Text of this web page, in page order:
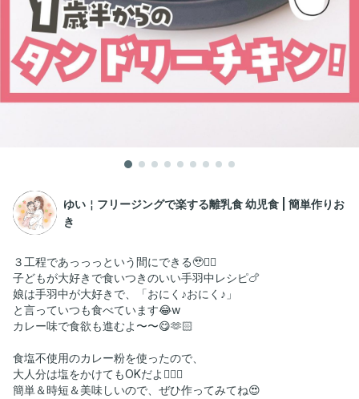
ゆい￤フリージングで楽する離乳食 幼児食 | 簡単作りお
き
３工程であっっっという間にできる🥹❤️‍🔥
子どもが大好きで食いつきのいい手羽中レシピ🍗
娘は手羽中が大好きで、「おにく♪おにく♪」
と言っていつも食べています😂w
カレー味で食欲も進むよ〜〜😋🫶🏻
食塩不使用のカレー粉を使ったので、
大人分は塩をかけてもOKだよ🙆🏻‍♀️
簡単＆時短＆美味しいので、ぜひ作ってみてね😍